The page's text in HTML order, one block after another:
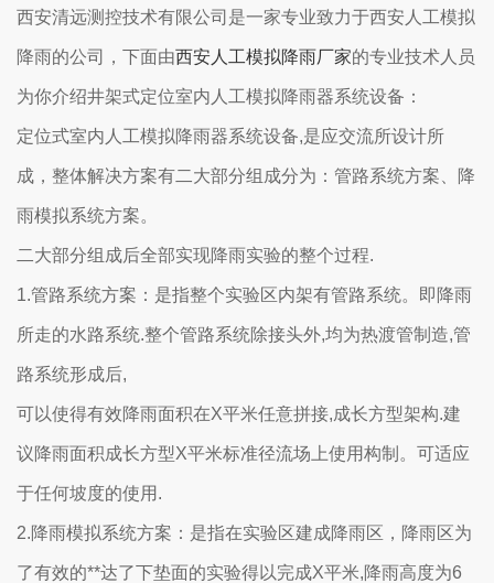
西安清远测控技术有限公司是一家专业致力于西安人工模拟
降雨的公司，下面由西安人工模拟降雨厂家的专业技术人员
为你介绍井架式定位室内人工模拟降雨器系统设备：
定位式室内人工模拟降雨器系统设备,是应交流所设计所
成，整体解决方案有二大部分组成分为：管路系统方案、降
雨模拟系统方案。
二大部分组成后全部实现降雨实验的整个过程.
1.管路系统方案：是指整个实验区内架有管路系统。即降雨
所走的水路系统.整个管路系统除接头外,均为热渡管制造,管
路系统形成后,
可以使得有效降雨面积在X平米任意拼接,成长方型架构.建
议降雨面积成长方型X平米标准径流场上使用构制。可适应
于任何坡度的使用.
2.降雨模拟系统方案：是指在实验区建成降雨区，降雨区为
了有效的**达了下垫面的实验得以完成X平米,降雨高度为6